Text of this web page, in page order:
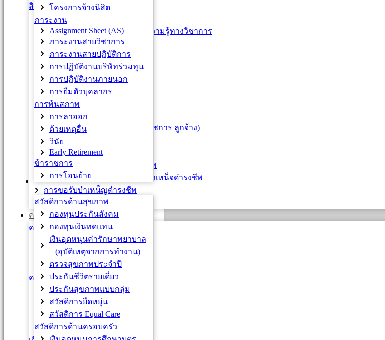
สิทธิประโยชน์
การลา
การลาศึกษา ฝึกอบรม เพิ่มพูนความรู้ทางวิชาการ
การไปปฏิบัติงานต่างประเทศ
VISA / Work permit
บัตรบุคลากร
หนังสือรับรองเงินเดือน
เข็มทองคำเกียรติคุณ
เหรียญ / เครื่องราชอิสริยาภรณ์
กบข. / กสจ.
จ่ายตรงค่ารักษาพยาบาล (ข้าราชการ ลูกจ้าง)
เงินช่วยเหลือพิเศษ (ค่าทำศพ)
การต่อเวลาราชการ
การแสดงเจตนาเปลี่ยนสถานภาพ
การขอรับบำเหน็จบำนาญและบำเหน็จดำรงชีพ
การขอรับบำเหน็ญดำรงชีพ
การขอพระราชทานเพลิงศพ
ความก้าวหน้า
ความก้าวหน้าสายวิชาการ
พนักงานมหาวิทยาลัย
ผศ. / รศ. (พิเศษ)
ข้าราชการ
ความก้าวหน้าสายปฏิบัติการ
การปรับกระบอก A B C
พนม. เชี่ยวชาญ ต้น / กลาง / สูง
ข้าราชการ
ลูกจ้างเงินงบประมาณแผ่นดิน
โครงการจ้างนิสิต
ภาระงาน
Assignment Sheet (AS)
ภาระงานสายวิชาการ
ภาระงานสายปฏิบัติการ
การปฏิบัติงานบริษัทร่วมทุน
การปฏิบัติงานภายนอก
การยืมตัวบุคลากร
การพ้นสภาพ
การลาออก
ด้วยเหตุอื่น
วินัย
Early Retirement
ข้าราชการ
การโอนย้าย
สวัสดิการและสิทธิประโยชน์
สวัสดิการด้านสุขภาพ
กองทุนประกันสังคม
กองทุนเงินทดแทน
เงินอุดหนุนค่ารักษาพยาบาล
(อุบัติเหตุจากการทำงาน)
ตรวจสุขภาพประจำปี
ประกันชีวิตรายเดี่ยว
ประกันสุขภาพแบบกลุ่ม
สวัสดิการยืดหยุ่น
สวัสดิการ Equal Care
สวัสดิการด้านครอบครัว